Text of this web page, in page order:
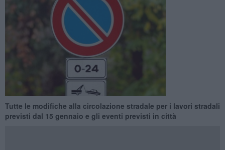
Tutte le modifiche alla circolazione stradale per i lavori stradali
previsti dal 15 gennaio e gli eventi previsti in città